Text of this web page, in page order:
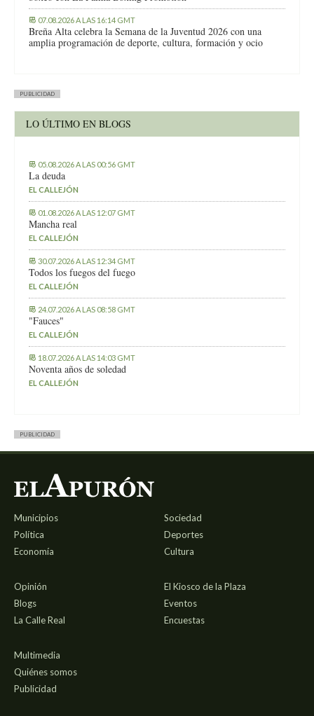
07.08.2026 A LAS 16:14 GMT
Breña Alta celebra la Semana de la Juventud 2026 con una
amplia programación de deporte, cultura, formación y ocio
PUBLICIDAD
LO ÚLTIMO EN BLOGS
05.08.2026 A LAS 00:56 GMT
La deuda
EL CALLEJÓN
01.08.2026 A LAS 12:07 GMT
Mancha real
EL CALLEJÓN
30.07.2026 A LAS 12:34 GMT
Todos los fuegos del fuego
EL CALLEJÓN
24.07.2026 A LAS 08:58 GMT
"Fauces"
EL CALLEJÓN
18.07.2026 A LAS 14:03 GMT
Noventa años de soledad
EL CALLEJÓN
PUBLICIDAD
Municipios
Política
Economía
Sociedad
Deportes
Cultura
Opinión
Blogs
La Calle Real
El Kiosco de la Plaza
Eventos
Encuestas
Multimedia
Quiénes somos
Publicidad